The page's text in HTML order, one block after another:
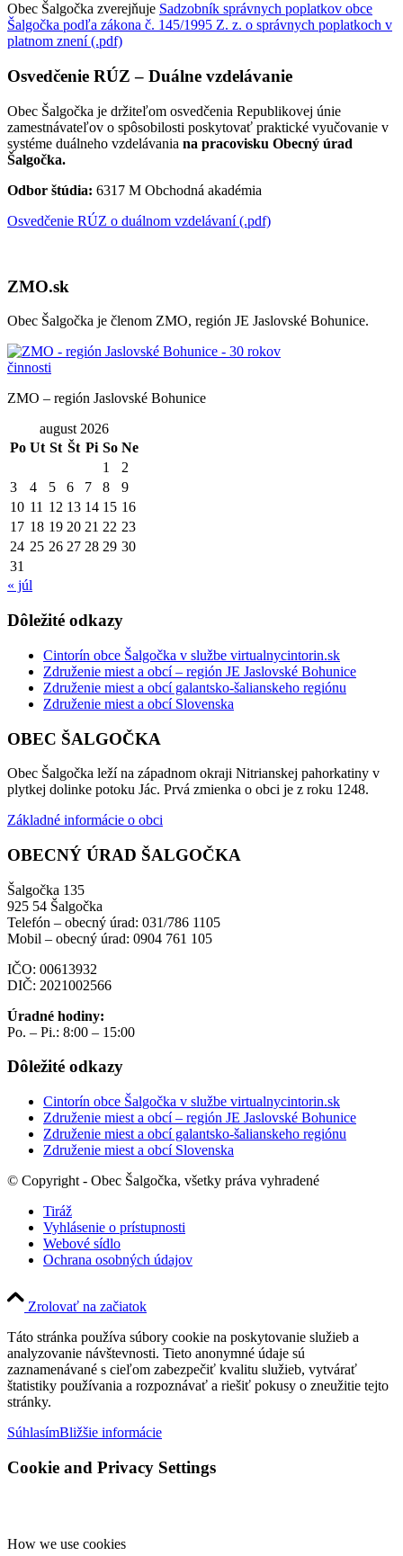
Obec Šalgočka zverejňuje Sadzobník správnych poplatkov obce
Šalgočka podľa zákona č. 145/1995 Z. z. o správnych poplatkoch v
platnom znení (.pdf)
Osvedčenie RÚZ – Duálne vzdelávanie
Obec Šalgočka je držiteľom osvedčenia Republikovej únie
zamestnávateľov o spôsobilosti poskytovať praktické vyučovanie v
systéme duálneho vzdelávania na pracovisku Obecný úrad
Šalgočka.
Odbor štúdia: 6317 M Obchodná akadémia
Osvedčenie RÚZ o duálnom vzdelávaní (.pdf)
ZMO.sk
Obec Šalgočka je členom ZMO, región JE Jaslovské Bohunice.
ZMO – región Jaslovské Bohunice
august 2026
Po Ut St Št Pi So Ne
1
2
3
4 5 6 7 8
9
10 11 12 13 14 15 16
17 18 19 20 21 22 23
24 25 26 27 28 29 30
31
« júl
Dôležité odkazy
Cintorín obce Šalgočka v službe virtualnycintorin.sk
Združenie miest a obcí – región JE Jaslovské Bohunice
Združenie miest a obcí galantsko-šalianskeho regiónu
Združenie miest a obcí Slovenska
OBEC ŠALGOČKA
Obec Šalgočka leží na západnom okraji Nitrianskej pahorkatiny v
plytkej dolinke potoku Jác. Prvá zmienka o obci je z roku 1248.
Základné informácie o obci
OBECNÝ ÚRAD ŠALGOČKA
Šalgočka 135
925 54 Šalgočka
Telefón – obecný úrad: 031/786 1105
Mobil – obecný úrad: 0904 761 105
IČO: 00613932
DIČ: 2021002566
Úradné hodiny:
Po. – Pi.: 8:00 – 15:00
Dôležité odkazy
Cintorín obce Šalgočka v službe virtualnycintorin.sk
Združenie miest a obcí – región JE Jaslovské Bohunice
Združenie miest a obcí galantsko-šalianskeho regiónu
Združenie miest a obcí Slovenska
© Copyright - Obec Šalgočka, všetky práva vyhradené
Tiráž
Vyhlásenie o prístupnosti
Webové sídlo
Ochrana osobných údajov
Zrolovať na začiatok
Táto stránka používa súbory cookie na poskytovanie služieb a
analyzovanie návštevnosti. Tieto anonymné údaje sú
zaznamenávané s cieľom zabezpečiť kvalitu služieb, vytvárať
štatistiky používania a rozpoznávať a riešiť pokusy o zneužitie tejto
stránky.
SúhlasímBližšie informácie
Cookie and Privacy Settings
How we use cookies